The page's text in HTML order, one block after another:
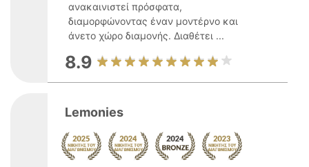
ανακαινιστεί πρόσφατα,
διαμορφώνοντας έναν μοντέρνο και
άνετο χώρο διαμονής. Διαθέτει ...
8.9
Lemonies